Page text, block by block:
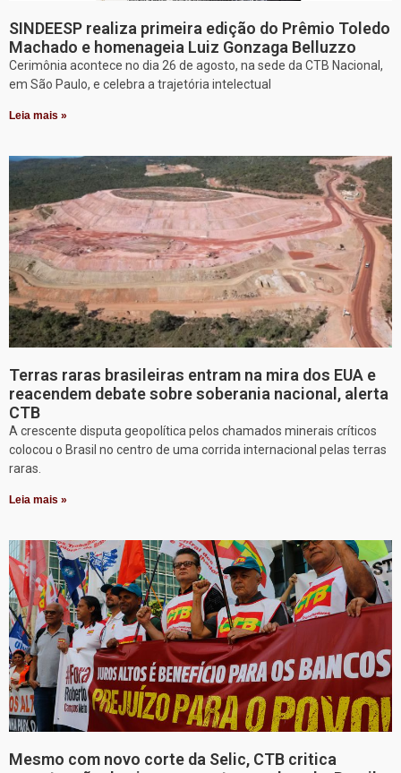
SINDEESP realiza primeira edição do Prêmio Toledo
Machado e homenageia Luiz Gonzaga Belluzzo
Cerimônia acontece no dia 26 de agosto, na sede da CTB Nacional,
em São Paulo, e celebra a trajetória intelectual
Leia mais »
Terras raras brasileiras entram na mira dos EUA e
reacendem debate sobre soberania nacional, alerta
CTB
A crescente disputa geopolítica pelos chamados minerais críticos
colocou o Brasil no centro de uma corrida internacional pelas terras
raras.
Leia mais »
Mesmo com novo corte da Selic, CTB critica